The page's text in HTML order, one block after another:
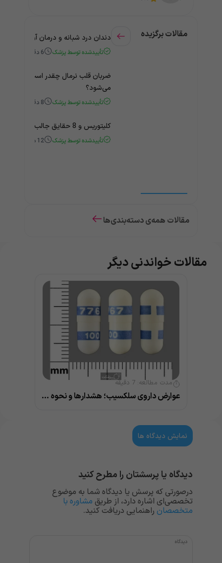
مقالات برگزیده دندان درد شبانه و درمان آن +
تأییدشده توسط پزشک 6 دقیقه
ضربان قلب نرمال چقدر است؟ چه
می‌شود؟
تأییدشده توسط پزشک 8 دقیقه
کلیتوریس و 8 حقایق جالب و باورنکردنی درباره آن
تأییدشده توسط پزشک 12 دقیقه
مقالات همه‌ی دسته‌بندی‌ها
مقالات خواندنی دیگر
مدت مطالعه: 7 دقیقه
عوارض داروی سلکسیب؛ هشدارها و نحوه مصرف
نمایش دیدگاه ها
دیدگاه یا پرسشتان را مطرح کنید
درصورتی که پرسش یا دیدگاه شما به موضوع
تخصصی‌ای اشاره دارد، از طریق مشاوره با
متخصصان راهنمایی دریافت کنید.